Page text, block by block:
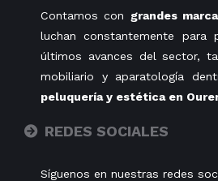
Contamos con grandes
luchan constantemente para
últimos avances del sector,
mobiliario y aparatología
peluquería y estética en
REDES SOCIALES
Síguenos en nuestras redes